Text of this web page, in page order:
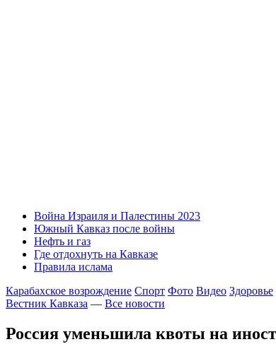
Война Израиля и Палестины 2023
Южный Кавказ после войны
Нефть и газ
Где отдохнуть на Кавказе
Правила ислама
Карабахское возрождение Спорт Фото Видео Здоровье
Вестник Кавказа — Все новости
Россия уменьшила квоты на